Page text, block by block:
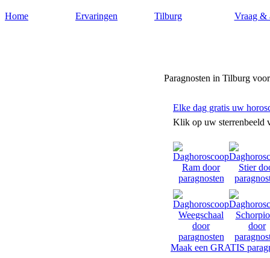
Home Ervaringen Tilburg Vraag &
Paragnosten in Tilburg
Elke dag gratis uw
Klik op uw sterrenbeeld
Maak een GRATIS